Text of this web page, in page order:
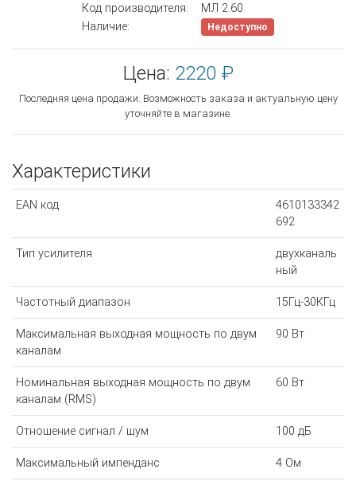
Код производителя:
МЛ 2.60
Наличие:
Недоступно
Цена: 2220 ₽
Последняя цена продажи. Возможность заказа и актуальную цену
уточняйте в магазине.
Характеристики
EAN код
4610133342
692
Тип усилителя
двухканаль
ный
Частотный диапазон 15Гц-30КГц
Максимальная выходная мощность по двум
каналам
90 Вт
Номинальная выходная мощность по двум
каналам (RMS)
60 Вт
Отношение сигнал / шум 100 дБ
Максимальный импенданс 4 Ом